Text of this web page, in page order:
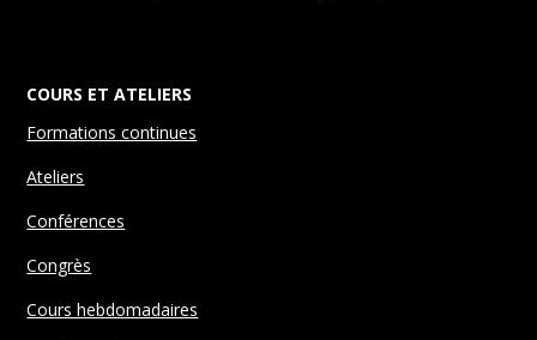
COURS ET ATELIERS
Formations continues
Ateliers
Conférences
Congrès
Cours hebdomadaires